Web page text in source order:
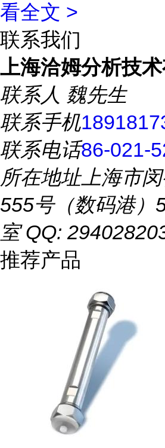
看全文 >
联系我们
上海洽姆分析技术
联系人 魏先生
联系手机
联系电话86-021-
所在地址上海市
555号（数码港）
室 QQ:
推荐产品